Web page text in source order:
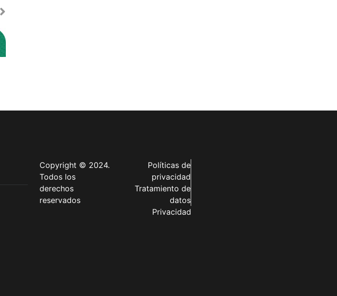
Copyright © 2024.
Todos los
derechos
reservados
Políticas de
privacidad
Tratamiento de
datos
Privacidad